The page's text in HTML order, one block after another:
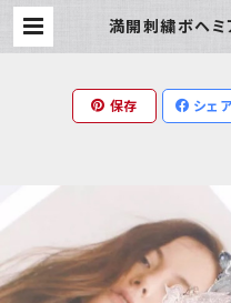
満開刺繍ボヘ
保存 シェ